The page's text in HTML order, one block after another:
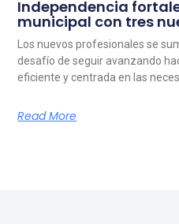
Independencia
municipal con tres
Los nuevos profesionales se
desafío de seguir avanzando
eficiente y centrada en las
Read More